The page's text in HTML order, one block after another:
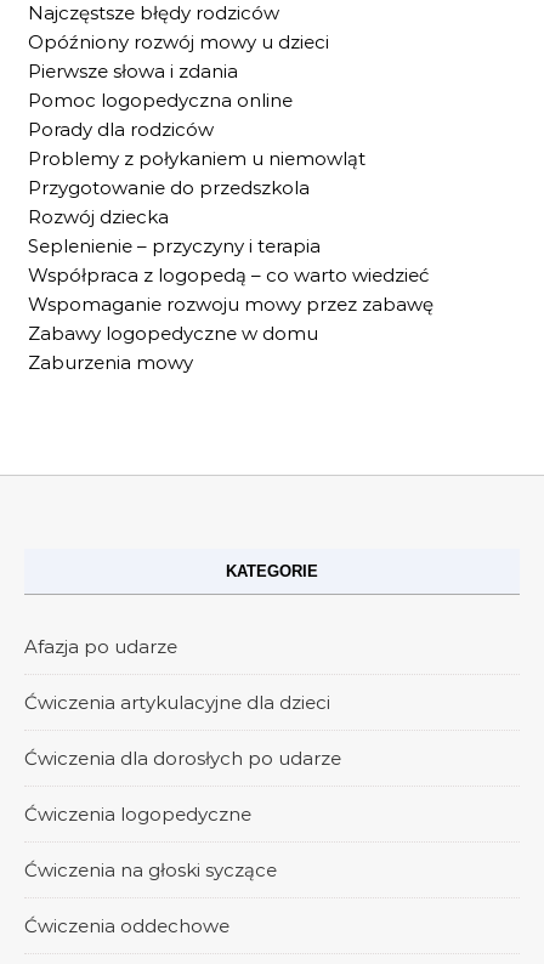
Najczęstsze błędy rodziców
Opóźniony rozwój mowy u dzieci
Pierwsze słowa i zdania
Pomoc logopedyczna online
Porady dla rodziców
Problemy z połykaniem u niemowląt
Przygotowanie do przedszkola
Rozwój dziecka
Seplenienie – przyczyny i terapia
Współpraca z logopedą – co warto wiedzieć
Wspomaganie rozwoju mowy przez zabawę
Zabawy logopedyczne w domu
Zaburzenia mowy
KATEGORIE
Afazja po udarze
Ćwiczenia artykulacyjne dla dzieci
Ćwiczenia dla dorosłych po udarze
Ćwiczenia logopedyczne
Ćwiczenia na głoski syczące
Ćwiczenia oddechowe